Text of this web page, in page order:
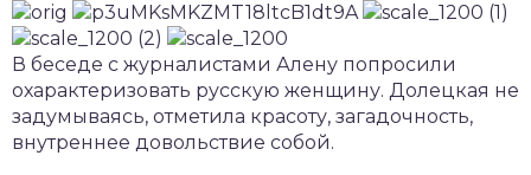
В беседе с журналистами Алену попросили
охарактеризовать русскую женщину. Долецкая не
задумываясь, отметила красоту, загадочность,
внутреннее довольствие собой.